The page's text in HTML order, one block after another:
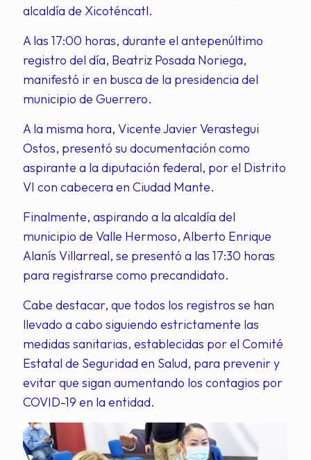
alcaldía de Xicoténcatl.
A las 17:00 horas, durante el antepenúltimo
registro del día, Beatriz Posada Noriega,
manifestó ir en busca de la presidencia del
municipio de Guerrero.
A la misma hora, Vicente Javier Verastegui
Ostos, presentó su documentación como
aspirante a la diputación federal, por el Distrito
VI con cabecera en Ciudad Mante.
Finalmente, aspirando a la alcaldía del
municipio de Valle Hermoso, Alberto Enrique
Alanís Villarreal, se presentó a las 17:30 horas
para registrarse como precandidato.
Cabe destacar, que todos los registros se han
llevado a cabo siguiendo estrictamente las
medidas sanitarias, establecidas por el Comité
Estatal de Seguridad en Salud, para prevenir y
evitar que sigan aumentando los contagios por
COVID-19 en la entidad.